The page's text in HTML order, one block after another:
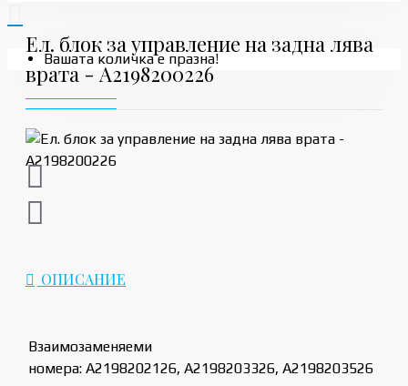
Вашата количка е празна!
Ел. блок за управление на задна лява
врата - A2198200226
ОПИСАНИЕ
Взаимозаменяеми
номера: A2198202126, A2198203326, A2198203526